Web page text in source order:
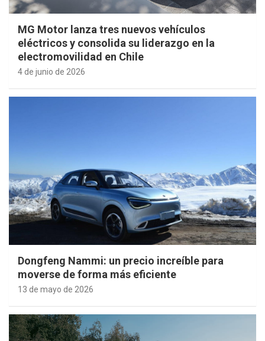
MG Motor lanza tres nuevos vehículos
eléctricos y consolida su liderazgo en la
electromovilidad en Chile
4 de junio de 2026
Dongfeng Nammi: un precio increíble para
moverse de forma más eficiente
13 de mayo de 2026